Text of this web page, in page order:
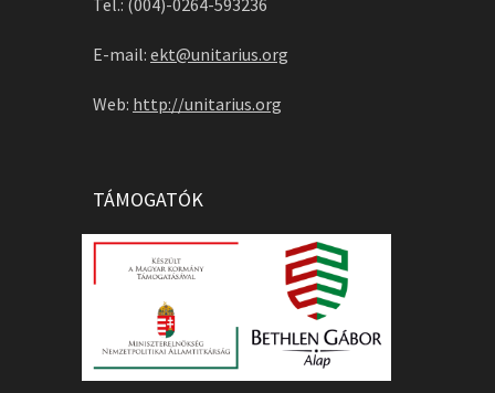
Tel.: (004)-0264-593236
E-mail: ekt@unitarius.org
Web: http://unitarius.org
TÁMOGATÓK